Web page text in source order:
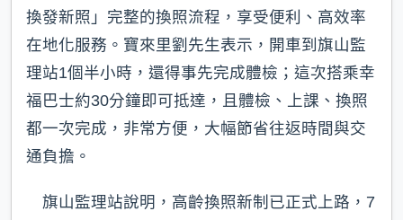
換發新照」完整的換照流程，享受便利、高效率
在地化服務。寶來里劉先生表示，開車到旗山監
理站1個半小時，還得事先完成體檢；這次搭乘幸
福巴士約30分鐘即可抵達，且體檢、上課、換照
都一次完成，非常方便，大幅節省往返時間與交
通負擔。
旗山監理站說明，高齡換照新制已正式上路，7